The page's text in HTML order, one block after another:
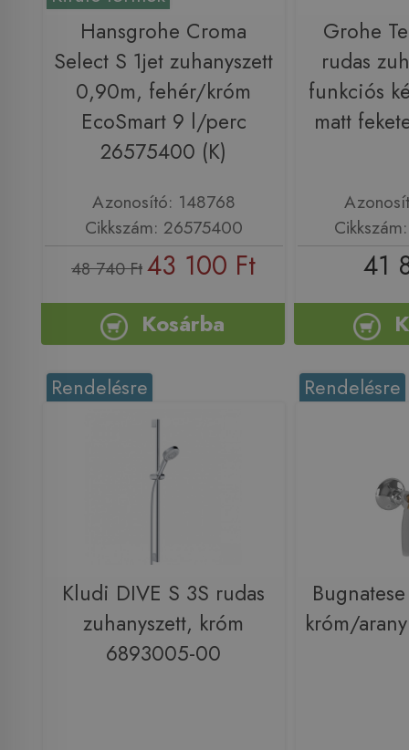
Hansgrohe Croma
Select S 1jet zuhanyszett
0,90m, fehér/króm
EcoSmart 9 l/perc
26575400 (K)
Azonosító: 148768
Cikkszám: 26575400
48 740 Ft43 100 Ft
Kosárba
Grohe
rudas
funkciós
matt
41
Rendelésre
Kludi DIVE S 3S rudas
zuhanyszett, króm
6893005-00
Rendelésre
króm/